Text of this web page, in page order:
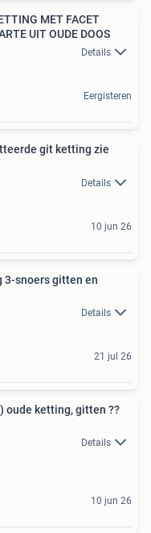
MET FACET
UIT OUDE DOOS
Details
Eergisteren
ketting zie
Details
10 jun 26
3-snoers gitten en
Details
21 jul 26
oude ketting, gitten ??
Details
10 jun 26